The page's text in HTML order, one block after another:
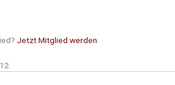
Jetzt Mitglied werden